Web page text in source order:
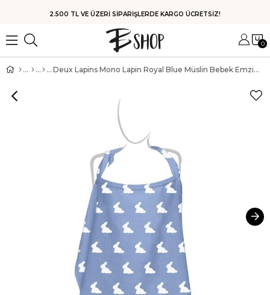
HIZLI KARGO
0
Deux Lapins Mono Lapin Royal Blue Müslin Bebek Emzirme Önlüğü